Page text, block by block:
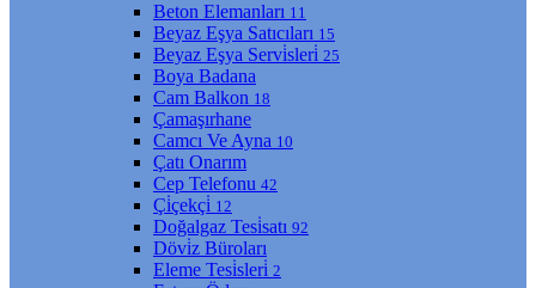
Beton Elemanları 11
Beyaz Eşya Satıcıları 15
Beyaz Eşya Servi̇sleri̇ 25
Boya Badana
Cam Balkon 18
Çamaşırhane
Camcı Ve Ayna 10
Çatı Onarım
Cep Telefonu 42
Çi̇çekçi̇ 12
Doğalgaz Tesi̇satı 92
Dövi̇z Büroları
Eleme Tesi̇sleri̇ 2